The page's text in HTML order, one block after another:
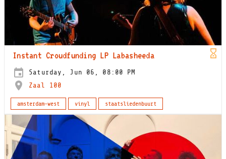
Instant Croudfunding LP Labasheeda
Saturday, Jun 06, 08:00 PM
Zaal 100
amsterdam-west vinyl staatsliedenbuurt